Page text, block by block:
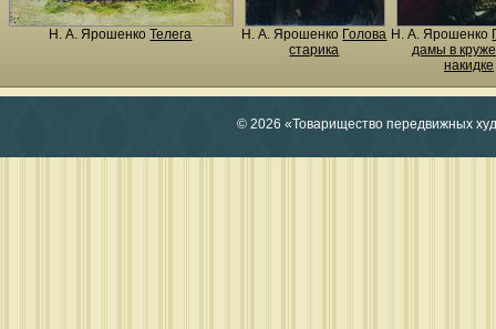
Н. A. ЯрошенкоТелега Н. A. Ярошенко Голова
старика
Н. A. Ярошенко
дамы в
накидке
© 2026 «Товарищество передвижных